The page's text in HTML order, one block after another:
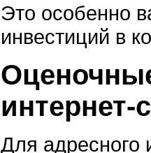
Это особенно
инвестиций в
интернет-
Для адресного